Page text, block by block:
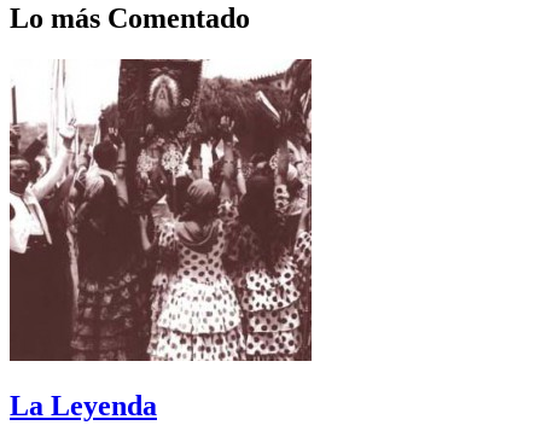
Lo más Comentado
La Leyenda